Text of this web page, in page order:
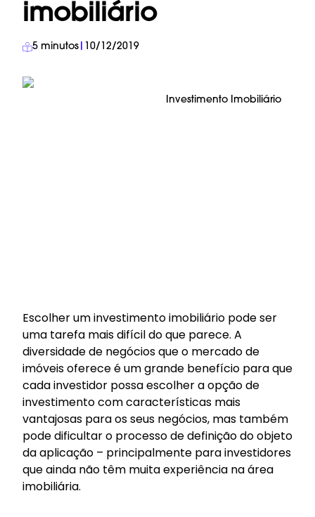
imobiliário
5 minutos 10/12/2019
Investimento Imobiliário
Escolher um investimento imobiliário pode ser
uma tarefa mais difícil do que parece. A
diversidade de negócios que o mercado de
imóveis oferece é um grande benefício para que
cada investidor possa escolher a opção de
investimento com características mais
vantajosas para os seus negócios, mas também
pode dificultar o processo de definição do objeto
da aplicação – principalmente para investidores
que ainda não têm muita experiência na área
imobiliária.